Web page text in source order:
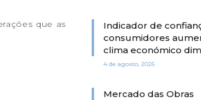
que as
Indicador de
consumidores
clima económico
4 de agosto, 2026
Mercado das Obras